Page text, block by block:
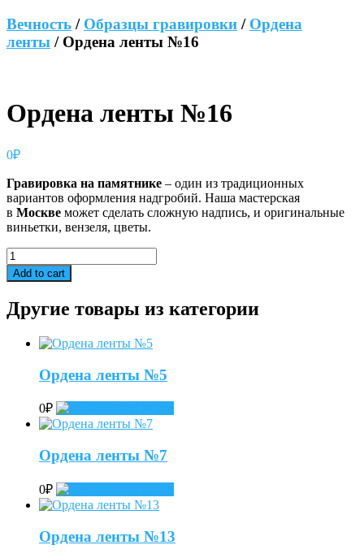
Вечность / Образцы гравировки / Ордена
ленты / Ордена ленты №16
Ордена ленты №16
0₽
Гравировка на памятнике – один из традиционных
вариантов оформления надгробий. Наша мастерская
в Москве может сделать сложную надпись, и оригинальные
виньетки, вензеля, цветы.
Ордена
ленты
№16
Add to cart
Другие товары из категории
Ордена ленты №5
0₽
Ордена ленты №7
0₽
Ордена ленты №13